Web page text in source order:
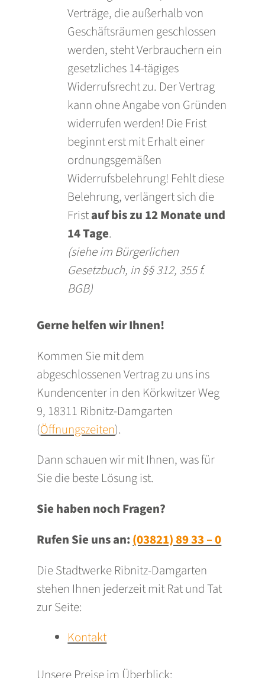
Verträge, die außerhalb von
Geschäftsräumen geschlossen
werden, steht Verbrauchern ein
gesetzliches 14-tägiges
Widerrufsrecht zu. Der Vertrag
kann ohne Angabe von Gründen
widerrufen werden! Die Frist
beginnt erst mit Erhalt einer
ordnungsgemäßen
Widerrufsbelehrung! Fehlt diese
Belehrung, verlängert sich die
Fristauf bis zu 12 Monate und
14 Tage.
(siehe im Bürgerlichen
Gesetzbuch, in §§ 312, 355 f.
BGB)
Gerne helfen wir Ihnen!
Kommen Sie mit dem
abgeschlossenen Vertrag zu uns ins
Kundencenter in den Körkwitzer Weg
9, 18311 Ribnitz-Damgarten
(Öffnungszeiten).
Dann schauen wir mit Ihnen, was für
Sie die beste Lösung ist.
Sie haben noch Fragen?
Rufen Sie uns an: (03821) 89 33 – 0
Die Stadtwerke Ribnitz-Damgarten
stehen Ihnen jederzeit mit Rat und Tat
zur Seite:
Kontakt
Unsere Preise im Überblick: